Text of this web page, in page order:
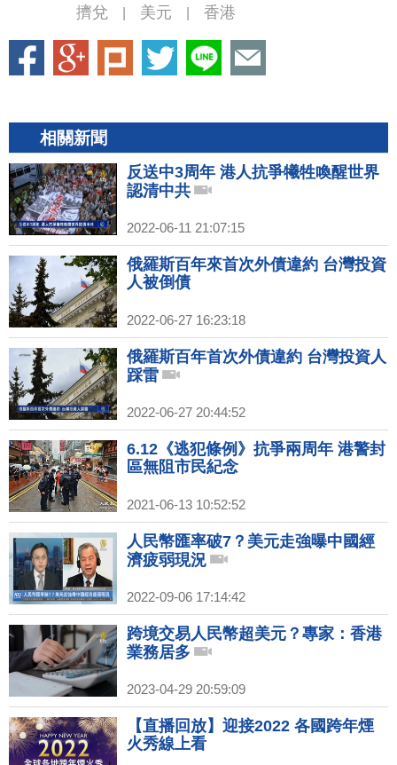
擠兌 美元 香港
相關新聞
反送中3周年 港人抗爭犧牲喚醒世界
認清中共
2022-06-11 21:07:15
俄羅斯百年來首次外債違約 台灣投資
人被倒債
2022-06-27 16:23:18
俄羅斯百年首次外債違約 台灣投資人
踩雷
2022-06-27 20:44:52
6.12《逃犯條例》抗爭兩周年 港警封
區無阻市民紀念
2021-06-13 10:52:52
人民幣匯率破7？美元走強曝中國經
濟疲弱現況
2022-09-06 17:14:42
跨境交易人民幣超美元？專家：香港
業務居多
2023-04-29 20:59:09
【直播回放】迎接2022 各國跨年煙
火秀線上看